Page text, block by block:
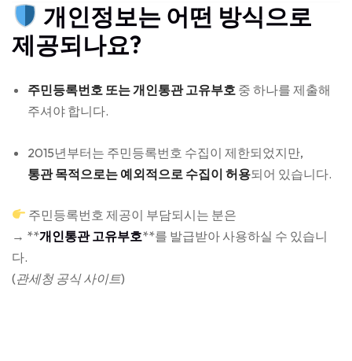
개인정보는 어떤 방식으로
제공되나요?
주민등록번호 또는 개인통관 고유부호 중 하나를 제출해
주셔야 합니다.
2015년부터는 주민등록번호 수집이 제한되었지만,
통관 목적으로는 예외적으로 수집이 허용되어 있습니다.
주민등록번호 제공이 부담되시는 분은
→ **개인통관 고유부호**를 발급받아 사용하실 수 있습니
다.
(관세청 공식 사이트)